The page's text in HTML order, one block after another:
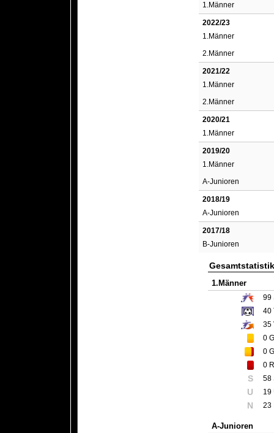
1.Männer
2022/23
1.Männer
2.Männer
2021/22
1.Männer
2.Männer
2020/21
1.Männer
2019/20
1.Männer
A-Junioren
2018/19
A-Junioren
2017/18
B-Junioren
Gesamtstatistik
1.Männer
99
40
35
0
0
0
S 58
U 19
N 23
A-Junioren